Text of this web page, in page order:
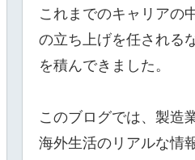
これまでのキャリアの
の立ち上げを任される
を積んできました。
このブログでは、製造
海外生活のリアルな情